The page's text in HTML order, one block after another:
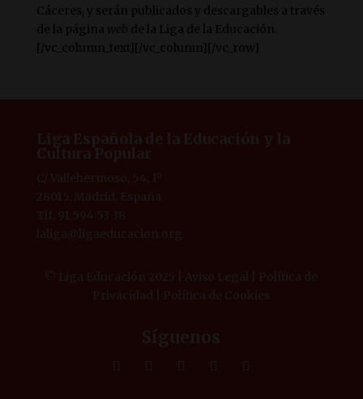
Cáceres, y serán publicados y descargables a través
de la página web de la Liga de la Educación.
[/vc_column_text][/vc_column][/vc_row]